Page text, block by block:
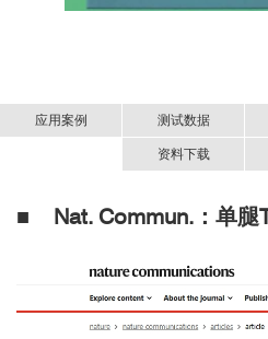
应用案例 测试数据
资料下载
■ Nat. Commun.：单腿
☑ LiMnSbTe3材料
performance rock-salt LiMnSbTe
van der Waals-like gaps. Nat
LiMnSbTe 材料
国内用户
小型热电转换效率测量系统-Mini-
高性能热电材料/器件